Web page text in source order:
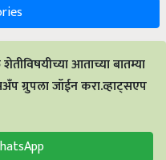
आताच्या बातम्या
ग्रुपला जॉईन करा.व्हाट्सएप